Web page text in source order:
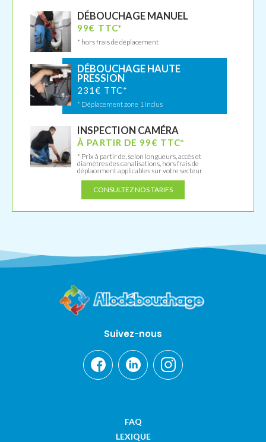
DÉBOUCHAGE MANUEL
99€ TTC*
* hors frais de déplacement
DÉBOUCHAGE HAUTE
PRESSION
231€ TTC*
* Déplacement zone 1 inclus
INSPECTION CAMÉRA
À PARTIR DE 99€ TTC*
* Prix à partir de, selon longueurs, accès et
diamètres des canalisations, hors frais de
déplacement applicables sur votre secteur
CONSULTEZ NOS TARIFS
Suivez-nous
FAQ
LEXIQUE